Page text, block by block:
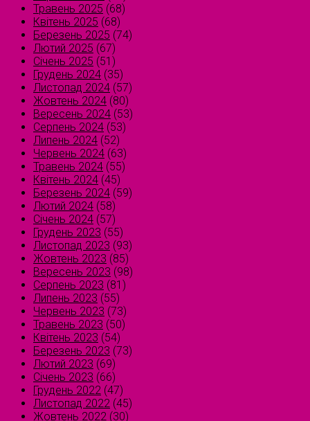
Травень 2025 (68)
Квітень 2025 (68)
Березень 2025 (74)
Лютий 2025 (67)
Січень 2025 (51)
Грудень 2024 (35)
Листопад 2024 (57)
Жовтень 2024 (80)
Вересень 2024 (53)
Серпень 2024 (53)
Липень 2024 (52)
Червень 2024 (63)
Травень 2024 (55)
Квітень 2024 (45)
Березень 2024 (59)
Лютий 2024 (58)
Січень 2024 (57)
Грудень 2023 (55)
Листопад 2023 (93)
Жовтень 2023 (85)
Вересень 2023 (98)
Серпень 2023 (81)
Липень 2023 (55)
Червень 2023 (73)
Травень 2023 (50)
Квітень 2023 (54)
Березень 2023 (73)
Лютий 2023 (69)
Січень 2023 (66)
Грудень 2022 (47)
Листопад 2022 (45)
Жовтень 2022 (30)